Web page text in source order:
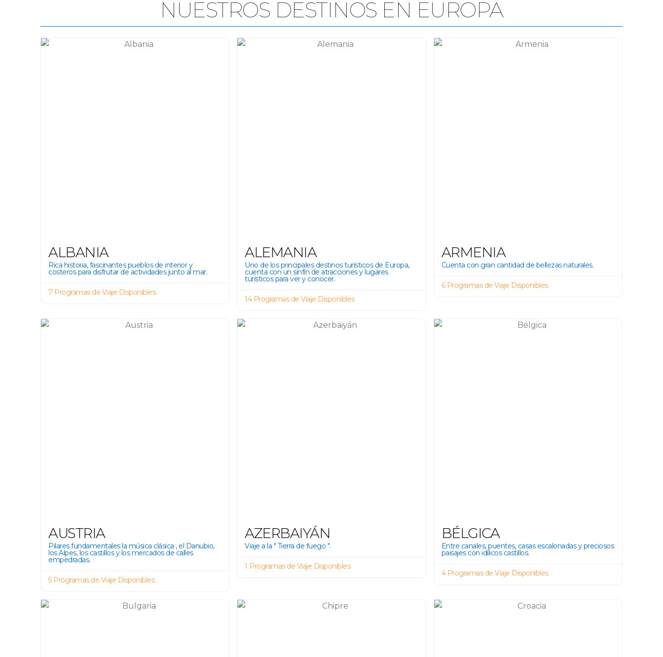
NUESTROS DESTINOS EN EUROPA
ALBANIA
Rica historia, fascinantes pueblos de interior y
costeros para disfrutar de actividades junto al mar.
7 Programas de Viaje Disponibles
ALEMANIA
Uno de los principales destinos turísticos de Europa,
cuenta con un sinfín de atracciones y lugares
turísticos para ver y conocer.
14 Programas de Viaje Disponibles
ARMENIA
Cuenta con gran cantidad de bellezas naturales.
6 Programas de Viaje Disponibles
AUSTRIA
Pilares fundamentales la música clásica , el Danubio,
los Alpes, los castillos y los mercados de calles
empedradas.
5 Programas de Viaje Disponibles
AZERBAIYÁN
Viaje a la " Tierra de fuego ".
1 Programas de Viaje Disponibles
BÉLGICA
Entre canales, puentes, casas escalonadas y preciosos
paisajes con idílicos castillos.
4 Programas de Viaje Disponibles